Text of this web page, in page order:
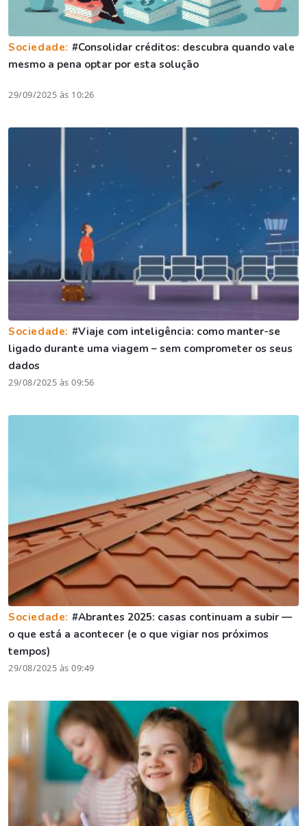
Sociedade: #Consolidar créditos: descubra quando vale
mesmo a pena optar por esta solução
29/09/2025 às 10:26
Sociedade: #Viaje com inteligência: como manter-se
ligado durante uma viagem – sem comprometer os seus
dados
29/08/2025 às 09:56
Sociedade: #Abrantes 2025: casas continuam a subir —
o que está a acontecer (e o que vigiar nos próximos
tempos)
29/08/2025 às 09:49